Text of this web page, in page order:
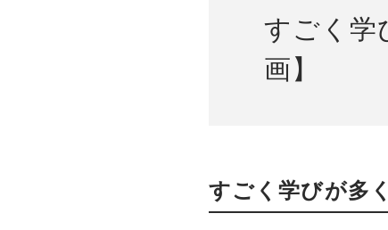
すごく学
画】
すごく学びが多